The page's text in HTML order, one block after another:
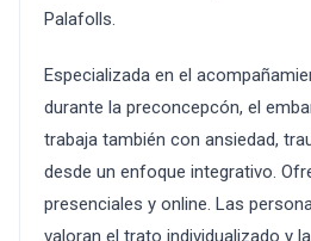
Palafolls.
Especializada en el
durante la preconcepcón, el
trabaja también con ansiedad,
desde un enfoque integrativo.
presenciales y online. Las
valoran el trato individualizado y